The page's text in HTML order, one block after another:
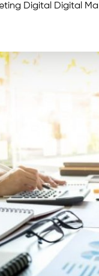
Digital Digital